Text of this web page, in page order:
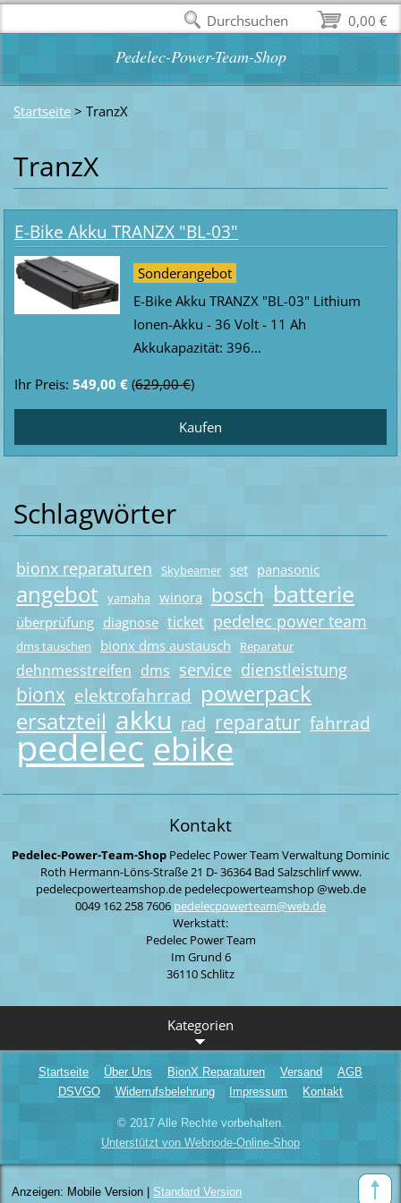
Pedelec-Power-Team-Shop
Startseite > TranzX
TranzX
E-Bike Akku TRANZX "BL-03"
Sonderangebot
E-Bike Akku TRANZX "BL-03" Lithium
Ionen-Akku - 36 Volt - 11 Ah
Akkukapazität: 396...
Ihr Preis: 549,00 €(629,00 €)
Schlagwörter
bionx reparaturen Skybeamer set panasonic
angebot yamaha winora bosch batterie
überprüfung diagnose ticket pedelec power team
dms tauschen bionx dms austausch Reparatur
dehnmesstreifen dms service dienstleistung
bionx elektrofahrrad powerpack
ersatzteil akku rad reparatur fahrrad
pedelec ebike
Kontakt
Pedelec-Power-Team-Shop Pedelec Power Team Verwaltung Dominic
Roth Hermann-Löns-Straße 21 D- 36364 Bad Salzschlirfwww.
pedelecpowerteamshop.depedelecpowerteamshop@web.de
0049 162 258 7606 pedelecpowerteam@web.de
Werkstatt:
Pedelec Power Team
Im Grund 6
36110 Schlitz
Kategorien
Startseite Über Uns BionX Reparaturen Versand
AGB
DSVGO
Widerrufsbelehrung Impressum Kontakt
© 2017 Alle Rechte vorbehalten.
Unterstützt von Webnode-Online-Shop
Anzeigen: Mobile Version| Standard Version
0,00 €
Durchsuchen